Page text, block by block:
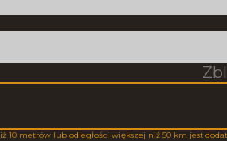
10 metrów lub odległości większej niż 50 km jest